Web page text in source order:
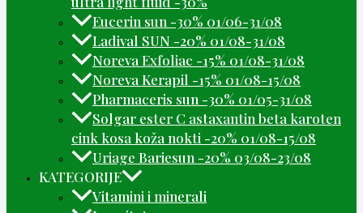
Eucerin sun -30% 01/06-31/08
Ladival SUN -20% 01/08-31/08
Noreva Exfoliac -15% 01/08-31/08
Noreva Kerapil -15% 01/08-15/08
Pharmaceris sun -30% 01/05-31/08
Solgar ester C astaxantin beta karoten
cink kosa koža nokti -20% 01/08-15/08
Uriage Bariesun -20% 03/08-23/08
KATEGORIJE
Vitamini i minerali